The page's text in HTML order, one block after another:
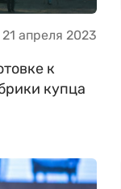
21 апреля 2023
к
купца